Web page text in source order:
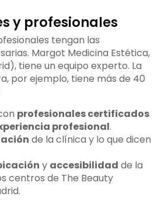
y profesionales
tengan las
Margot Medicina Estética,
tiene un equipo experto. La
por ejemplo, tiene más de 40
profesionales certificados
profesional.
de la clínica y lo que dicen
y accesibilidad de la
centros de The Beauty